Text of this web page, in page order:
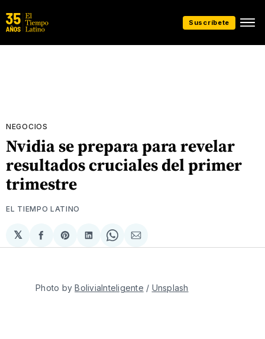
Suscríbete
NEGOCIOS
Nvidia se prepara para revelar
resultados cruciales del primer
trimestre
EL TIEMPO LATINO
𝕏
Compartir
en
Share
on
Compartir
en
Share
on
Compartir
via
Photo by BoliviaInteligente / Unsplash